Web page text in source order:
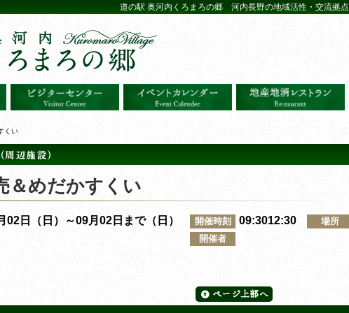
道の駅 奥河内くろまろの郷 河内長野の地域活性・交流拠点
くい
＆めだかすくい
02日（日）～09月02日まで（日） 開催時刻 09:3012:30 場所
開催者